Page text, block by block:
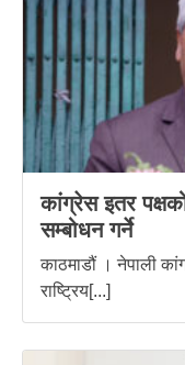
कांग्रेस इतर
सम्बोधन गर्ने
काठमाडौं । नेपाली
राष्ट्रिय[...]